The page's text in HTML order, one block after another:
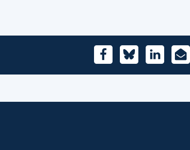
FacebookBlueskyLinkedIn
E-